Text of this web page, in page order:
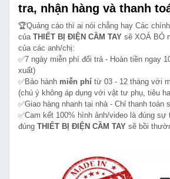
tra, nhận hàng và thanh
🏆Quảng cáo thì ai nói chẳng hay Các
của THIẾT BỊ ĐIỆN CẦM TAY sẽ XOÁ BỎ
của các anh/chị:
✅7 ngày miễn phí đổi trả - Hoàn tiền ngay
xuất)
✅Bảo hành miễn phí từ 03 - 12 tháng với
(chú ý không áp dụng với vật tư phụ, tiêu
✅Giao hàng nhanh tại nhà - Chỉ thanh toán
✅Cam kết 100% hình ảnh/video là đúng sự
đúng THIẾT BỊ ĐIỆN CẦM TAY sẽ bồi